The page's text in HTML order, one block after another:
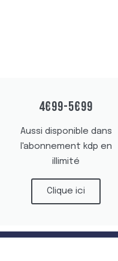
4€99-5€99
Aussi disponible dans
l'abonnement kdp en
illimité
Clique ici